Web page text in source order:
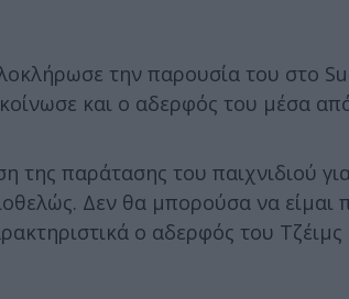
την παρουσία του στο
και ο αδερφός του μέσα
της παράτασης του παιχνιδιού
Δεν θα μπορούσα να
ο αδερφός του